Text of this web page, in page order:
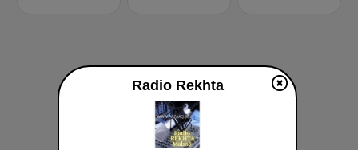
Radio Rekhta